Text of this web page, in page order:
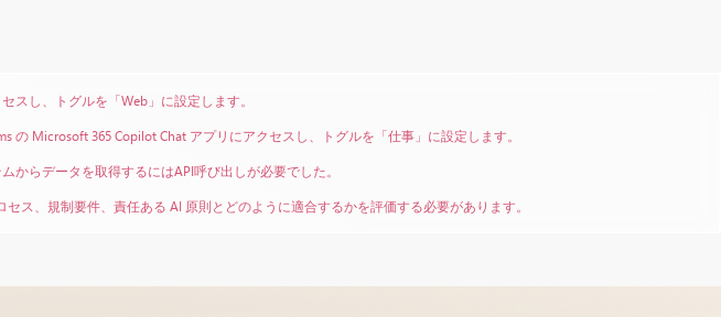
スし、トグルを「Web」に設定します。
の Microsoft 365 Copilot Chat アプリにアクセスし、トグルを「仕事」に設定します。
らデータを取得するにはAPI呼び出しが必要でした。
ス、規制要件、責任ある AI 原則とどのように適合するかを評価する必要があります。